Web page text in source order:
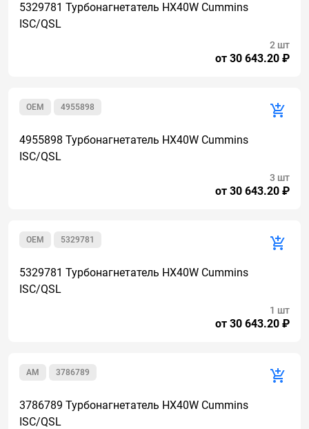
5329781 Турбонагнетатель HX40W Cummins
ISC/QSL
от 30 643.20 ₽
2 шт
4955898
OEM
4955898 Турбонагнетатель HX40W Cummins
ISC/QSL
от 30 643.20 ₽
3 шт
5329781
OEM
5329781 Турбонагнетатель HX40W Cummins
ISC/QSL
от 30 643.20 ₽
1 шт
3786789
AM
3786789 Турбонагнетатель HX40W Cummins
ISC/QSL